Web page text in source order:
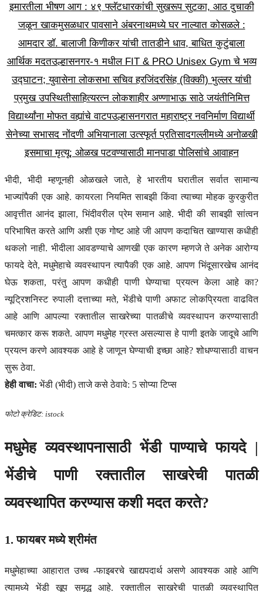
इमारतीला भीषण आग : ४९ फ्लॅटधारकांची सुखरूप सुटका, आठ दुचाकी
जळून खाकमुसळधार पावसाने अंबरनाथमध्ये घर नाल्यात कोसळले :
आमदार डॉ. बालाजी किणीकर यांची तातडीने धाव, बाधित कुटुंबाला
आर्थिक मदतउल्हासनगर-१ मधील FIT & PRO Unisex Gym चे भव्य
उद्घाटन; युवासेना लोकसभा सचिव हरजिंदरसिंह (विक्की) भुल्लर यांची
प्रमुख उपस्थितीसाहित्यरत्न लोकशाहीर अण्णाभाऊ साठे जयंतीनिमित्त
विद्यार्थ्यांना मोफत वह्यांचे वाटपउल्हासनगरात महाराष्ट्र नवनिर्माण विद्यार्थी
सेनेच्या सभासद नोंदणी अभियानाला उत्स्फूर्त प्रतिसादगल्लीमध्ये अनोळखी
इसमाचा मृत्यू; ओळख पटवण्यासाठी मानपाडा पोलिसांचे आवाहन
भीदी, भीदी म्हणूनही ओळखले जाते, हे भारतीय घरातील सर्वात सामान्य
भाज्यांपैकी एक आहे. कायरला नियमित साबझी किंवा त्याच्या मोहक कुरकुरीत
आवृत्तीत आनंद झाला, भिंदीवरील प्रेम समान आहे. भीदी की साबझी सांत्वन
परिभाषित करते आणि अशी एक गोष्ट आहे जी आपण कदाचित खाण्यास कधीही
थकलो नाही. भीदीला आवडण्याचे आणखी एक कारण म्हणजे ते अनेक आरोग्य
फायदे देते, मधुमेहाचे व्यवस्थापन त्यापैकी एक आहे. आपण भिंदूसारखेच आनंद
घेऊ शकता, परंतु आपण कधीही पाणी घेण्याचा प्रयत्न केला आहे का?
न्यूट्रिशनिस्ट रुपाली दत्ताच्या मते, भेंडीचे पाणी अफाट लोकप्रियता वाढवित
आहे आणि आपल्या रक्तातील साखरेच्या पातळीचे व्यवस्थापन करण्यासाठी
चमत्कार करू शकते. आपण मधुमेह ग्रस्त असल्यास हे पाणी इतके जादूचे आणि
प्रयत्न करणे आवश्यक आहे हे जाणून घेण्याची इच्छा आहे? शोधण्यासाठी वाचन
सुरू ठेवा.
हेही वाचा: भेंडी (भीदी) ताजे कसे ठेवावे: 5 सोप्या टिप्स
फोटो क्रेडिट: istock
मधुमेह व्यवस्थापनासाठी भेंडी पाण्याचे फायदे |
भेंडीचे पाणी रक्तातील साखरेची पातळी
व्यवस्थापित करण्यास कशी मदत करते?
1. फायबर मध्ये श्रीमंत
मधुमेहाच्या आहारात उच्च -फाइबरचे खाद्यपदार्थ असणे आवश्यक आहे आणि
त्यामध्ये भेंडी खूप समृद्ध आहे. रक्तातील साखरेची पातळी व्यवस्थापित